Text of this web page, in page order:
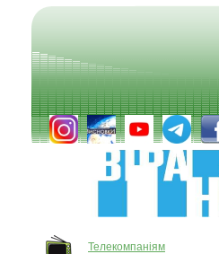
Телекомпаніям